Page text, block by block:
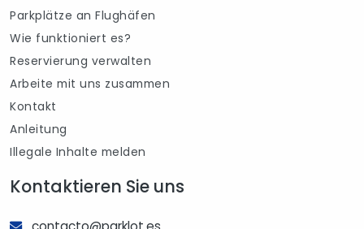
Parkplätze an Flughäfen
Wie funktioniert es?
Reservierung verwalten
Arbeite mit uns zusammen
Kontakt
Anleitung
Illegale Inhalte melden
Kontaktieren Sie uns